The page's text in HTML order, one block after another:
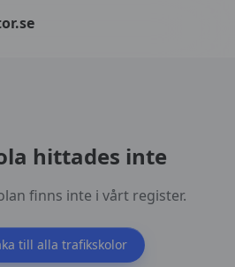
hittades inte
finns inte i vårt register.
till alla trafikskolor